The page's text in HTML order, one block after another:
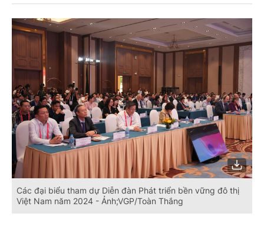
Các đại biểu tham dự Diễn đàn Phát triển bền vững đô thị
Việt Nam năm 2024 - Ảnh;VGP/Toàn Thắng